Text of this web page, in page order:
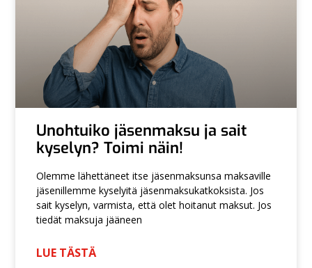
Unohtuiko jäsenmaksu ja sait
kyselyn? Toimi näin!
Olemme lähettäneet itse jäsenmaksunsa maksaville
jäsenillemme kyselyitä jäsenmaksukatkoksista. Jos
sait kyselyn, varmista, että olet hoitanut maksut. Jos
tiedät maksuja jääneen
LUE TÄSTÄ